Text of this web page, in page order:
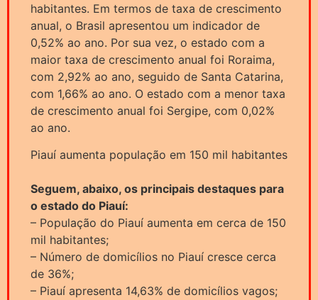
habitantes. Em termos de taxa de crescimento
anual, o Brasil apresentou um indicador de
0,52% ao ano. Por sua vez, o estado com a
maior taxa de crescimento anual foi Roraima,
com 2,92% ao ano, seguido de Santa Catarina,
com 1,66% ao ano. O estado com a menor taxa
de crescimento anual foi Sergipe, com 0,02%
ao ano.
Piauí aumenta população em 150 mil habitantes
Seguem, abaixo, os principais destaques para
o estado do Piauí:
– População do Piauí aumenta em cerca de 150
mil habitantes;
– Número de domicílios no Piauí cresce cerca
de 36%;
– Piauí apresenta 14,63% de domicílios vagos;